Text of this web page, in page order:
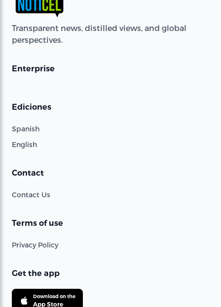
Transparent news, distilled views, and global
perspectives.
Enterprise
Ediciones
Spanish
English
Contact
Contact Us
Terms of use
Privacy Policy
Get the app
Download on the
App Store